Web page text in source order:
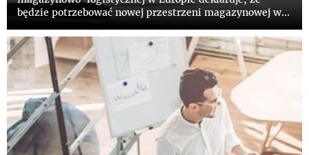
będzie potrzebować nowej przestrzeni magazynowej w
„European Logistics Occupier Survey 2026”,
przygotowanego przez CBRE i firmę A...